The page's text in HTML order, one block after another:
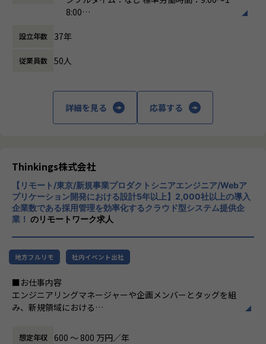
└日常的に連絡しやすく、安心して話せる関係性を構築。
・トラブル時は当日中に対応
・勉強会・交流会を年2回実施
└他案件の社員ともつながれる場を用意。ナレッジ共有も活
【業務の変更の範囲】
会社の定める範囲
・ゲームプラットフォームのWebサイトサーバー構築・運用
・Webサイトサーバのオンプレミス→クラウド移行
■キャリアアップを全力で応援！
仕事をやってみたい！」「このスキルを伸ばしたい！」等、
今後のキャリアやスキル形成について個人に寄り添いヒアリ
ングした上でアサイン先を決定しています。個人のスキルア
ップ、キャリアパスに出来る限り添えるように、ひとりひと
りと向き合っています！
多様なクライアントやプロジェクトを通じて、フロントエン
ドからバックエンド、クラウド基盤の構築・運用まで、幅広
い技術領域の案件に携わることができます。フルスタックな
エンジニアとしてスキルの幅を伸ばしていただける環境で
■仕事の魅力
Webサービス開発、スマホアプリ開発、業務系システム、基
ェーン技術を活用したシステム開発やIoTシステム開発など
8:00
時間外労働の有無： 有（月平均0時間～20時
休憩時間： 60分
設立年数 37年
従業員数 50人
詳細を見る 応募する
Thinkings株式会社
【リモート/東京/新規事業プロダクトシニアエンジニア/Webア
プリケーション開発における設計5年以上】2,000社以上の導入
企業数である採用管理を効率化するクラウド型システム提供企
業！ のリモートワーク求人
地方フルリモ 社内イベント出社
■お仕事内容
エンジニアリングマネージャーや企画メンバーとタッグを組
み、新規領域における
アーキテクチャ設計・開発全般をお任せします。
想定年収 600 〜 800 万円／年